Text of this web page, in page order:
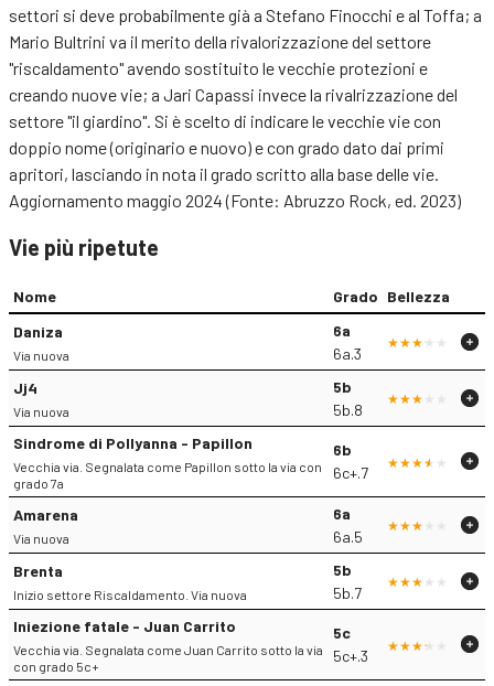
settori si deve probabilmente già a Stefano Finocchi e al Toffa; a
Mario Bultrini va il merito della rivalorizzazione del settore
"riscaldamento" avendo sostituito le vecchie protezioni e
creando nuove vie; a Jari Capassi invece la rivalrizzazione del
settore "il giardino". Si è scelto di indicare le vecchie vie con
doppio nome (originario e nuovo) e con grado dato dai primi
apritori, lasciando in nota il grado scritto alla base delle vie.
Aggiornamento maggio 2024 (Fonte: Abruzzo Rock, ed. 2023)
Vie più ripetute
Nome Grado Bellezza
Daniza
Via nuova
6a
6a.3
Jj4
Via nuova
5b
5b.8
Sindrome di Pollyanna - Papillon
Vecchia via. Segnalata come Papillon sotto la via con
grado 7a
6b
6c+.7
Amarena
Via nuova
6a
6a.5
Brenta
Inizio settore Riscaldamento. Via nuova
5b
5b.7
Iniezione fatale - Juan Carrito
Vecchia via. Segnalata come Juan Carrito sotto la via
con grado 5c+
5c
5c+.3